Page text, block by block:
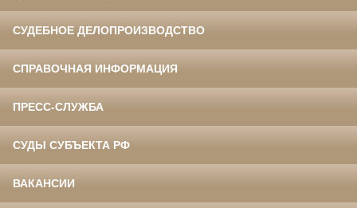
СУДЕБНОЕ ДЕЛОПРОИЗВОДСТВО
СПРАВОЧНАЯ ИНФОРМАЦИЯ
ПРЕСС-СЛУЖБА
СУДЫ СУБЪЕКТА РФ
ВАКАНСИИ